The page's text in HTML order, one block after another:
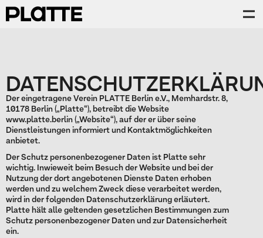
Der eingetragene Verein PLATTE Berlin e.V., Memhardstr. 8,
10178 Berlin („Platte“), betreibt die Website
www.platte.berlin („Website“), auf der er über seine
Dienstleistungen informiert und Kontaktmöglichkeiten
anbietet.
Der Schutz personenbezogener Daten ist Platte sehr
wichtig. Inwieweit beim Besuch der Website und bei der
Nutzung der dort angebotenen Dienste Daten erhoben
werden und zu welchem Zweck diese verarbeitet werden,
wird in der folgenden Datenschutzerklärung erläutert.
Platte hält alle geltenden gesetzlichen Bestimmungen zum
Schutz personenbezogener Daten und zur Datensicherheit
ein.